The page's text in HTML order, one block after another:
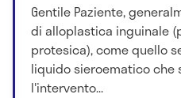
Gentile Paziente,
di alloplastica inguinale
protesica), come quello
liquido sieroematico che
l'intervento...